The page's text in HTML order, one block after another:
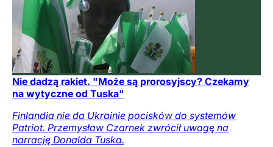
Nie dadzą rakiet. "Może są prorosyjscy? Czekamy
na wytyczne od Tuska"
Finlandia nie da Ukrainie pocisków do systemów
Patriot. Przemysław Czarnek zwrócił uwagę na
narrację Donalda Tuska.